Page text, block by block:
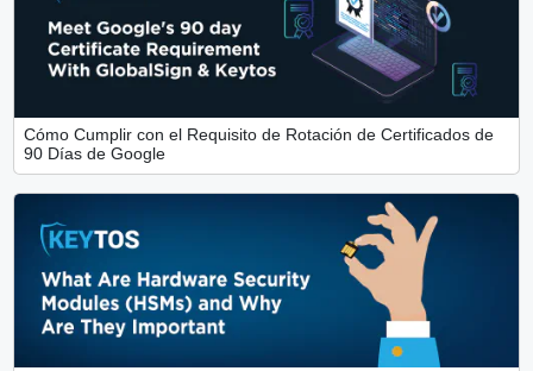
Cómo Cumplir con el Requisito de Rotación de Certificados de
90 Días de Google